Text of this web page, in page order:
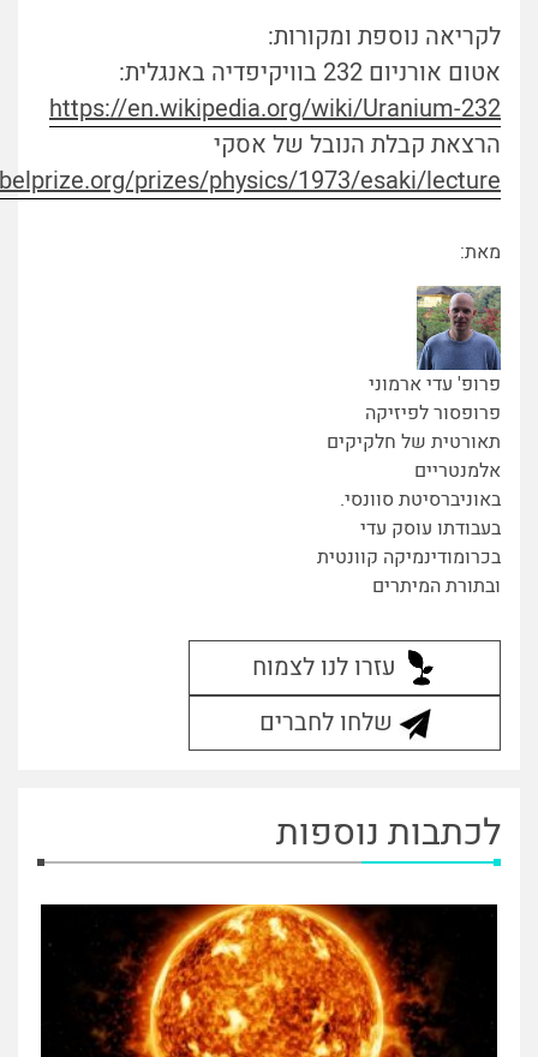
לקריאה נוספת ומקורות:
אטום אורניום 232 בוויקיפדיה באנגלית:
https://en.wikipedia.org/wiki/Uranium-232
הרצאת קבלת הנובל של אסקי
prizes/physics/1973/esaki/lecture/
מאת:
פרופ' עדי ארמוני
פרופסור לפיזיקה
תאורטית של חלקיקים
אלמנטריים
באוניברסיטת סוונסי.
בעבודתו עוסק עדי
בכרומודינמיקה קוונטית
ובתורת המיתרים
עזרו לנו לצמוח
שלחו לחברים
לכתבות נוספות